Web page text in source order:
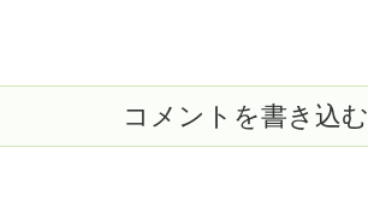
コメントを書き込む